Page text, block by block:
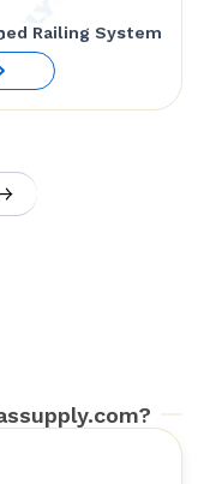
Railing System
Price
range:
→